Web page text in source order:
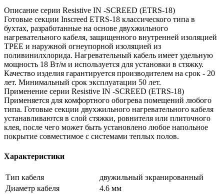
Описание серии Resistive IN -SCREED (ETRS-18)
Готовые секции Inscreed ETRS-18 классического типа в
бухтах, разработанные на основе двухжильного
нагревательного кабеля, защищенного внутренней изоляцией
TPEE и наружной огнеупорной изоляцией из
поливинилхлорида. Нагревательный кабель имеет удельную
мощность 18 Вт/м и используется для установки в стяжку.
Качество изделия гарантируется производителем на срок - 20
лет. Минимальный срок эксплуатации 50 лет.
Применение серии Resistive IN -SCREED (ETRS-18)
Применяется для комфортного обогрева помещений любого
типа. Готовые секции двухжильного нагревательного кабеля
устанавливаются в слой стяжки, ровнителя или плиточного
клея, после чего может быть установлено любое напольное
покрытие совместимое с системами теплых полов.
Характеристики
Тип кабеля
двужильный экранированный
Диаметр кабеля
4.6 мм